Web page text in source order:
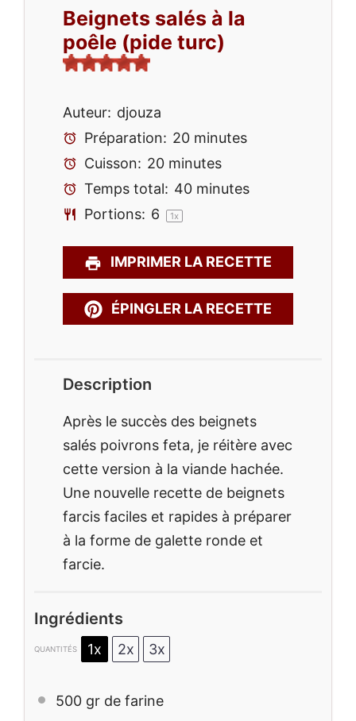
Beignets salés à la
poêle (pide turc)
Auteur: djouza
Préparation: 20 minutes
Cuisson: 20 minutes
Temps total: 40 minutes
Portions: 6 1x
IMPRIMER LA RECETTE
ÉPINGLER LA RECETTE
Description
Après le succès des beignets
salés poivrons feta, je réitère avec
cette version à la viande hachée.
Une nouvelle recette de beignets
farcis faciles et rapides à préparer
à la forme de galette ronde et
farcie.
Ingrédients
QUANTITÉS 1x 2x 3x
500 gr de farine